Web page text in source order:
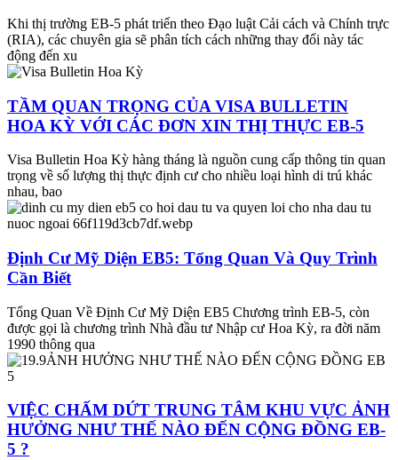
Khi thị trường EB-5 phát triển theo Đạo luật Cải cách và Chính trực
(RIA), các chuyên gia sẽ phân tích cách những thay đổi này tác
động đến xu
TẦM QUAN TRỌNG CỦA VISA BULLETIN
HOA KỲ VỚI CÁC ĐƠN XIN THỊ THỰC EB-5
Visa Bulletin Hoa Kỳ hàng tháng là nguồn cung cấp thông tin quan
trọng về số lượng thị thực định cư cho nhiều loại hình di trú khác
nhau, bao
Định Cư Mỹ Diện EB5: Tổng Quan Và Quy Trình
Cần Biết
Tổng Quan Về Định Cư Mỹ Diện EB5 Chương trình EB-5, còn
được gọi là chương trình Nhà đầu tư Nhập cư Hoa Kỳ, ra đời năm
1990 thông qua
VIỆC CHẤM DỨT TRUNG TÂM KHU VỰC ẢNH
HƯỞNG NHƯ THẾ NÀO ĐẾN CỘNG ĐỒNG EB-
5 ?